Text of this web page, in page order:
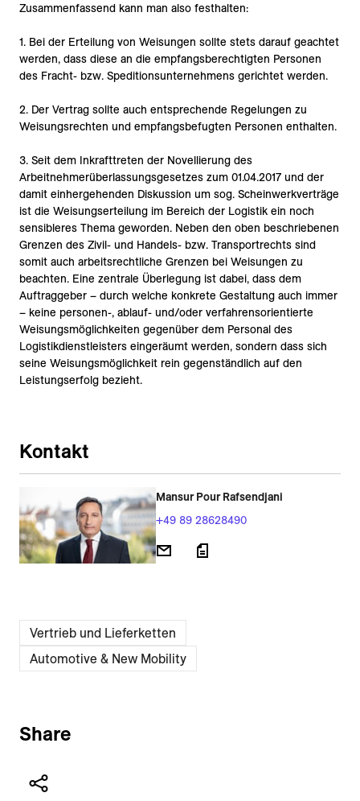
Zusammenfassend kann man also festhalten:
1. Bei der Erteilung von Weisungen sollte stets darauf geachtet
werden, dass diese an die empfangsberechtigten Personen
des Fracht- bzw. Speditionsunternehmens gerichtet werden.
2. Der Vertrag sollte auch entsprechende Regelungen zu
Weisungsrechten und empfangsbefugten Personen enthalten.
3. Seit dem Inkrafttreten der Novellierung des
Arbeitnehmerüberlassungsgesetzes zum 01.04.2017 und der
damit einhergehenden Diskussion um sog. Scheinwerkverträge
ist die Weisungserteilung im Bereich der Logistik ein noch
sensibleres Thema geworden. Neben den oben beschriebenen
Grenzen des Zivil- und Handels- bzw. Transportrechts sind
somit auch arbeitsrechtliche Grenzen bei Weisungen zu
beachten. Eine zentrale Überlegung ist dabei, dass dem
Auftraggeber – durch welche konkrete Gestaltung auch immer
– keine personen-, ablauf- und/oder verfahrensorientierte
Weisungsmöglichkeiten gegenüber dem Personal des
Logistikdienstleisters eingeräumt werden, sondern dass sich
seine Weisungsmöglichkeit rein gegenständlich auf den
Leistungserfolg bezieht.
Kontakt
Mansur Pour Rafsendjani
+49 89 28628490
Vertrieb und Lieferketten
Automotive & New Mobility
Share